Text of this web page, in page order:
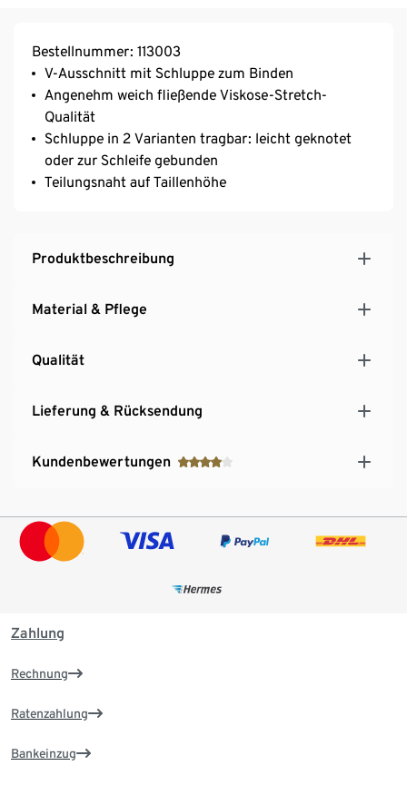
Bestellnummer: 113003
V-Ausschnitt mit Schluppe zum Binden
Angenehm weich fließende Viskose-Stretch-
Qualität
Schluppe in 2 Varianten tragbar: leicht geknotet
oder zur Schleife gebunden
Teilungsnaht auf Taillenhöhe
Produktbeschreibung
Material & Pflege
Qualität
Lieferung & Rücksendung
Kundenbewertungen
Zahlung
Rechnung
Ratenzahlung
Bankeinzug